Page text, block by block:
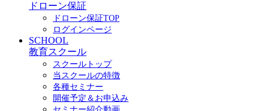
ドローン保証
ドローン保証TOP
ログインページ
SCHOOL
教育スクール
スクールトップ
当スクールの特徴
各種セミナー
開催予定＆お申込み